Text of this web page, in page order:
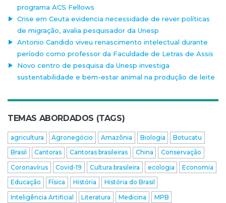
programa ACS Fellows
Crise em Ceuta evidencia necessidade de rever políticas
de migração, avalia pesquisador da Unesp
Antonio Candido viveu renascimento intelectual durante
período como professor da Faculdade de Letras de Assis
Novo centro de pesquisa da Unesp investiga
sustentabilidade e bem-estar animal na produção de leite
TEMAS ABORDADOS (TAGS)
agricultura Agronegócio Amazônia Biologia
Botucatu
Brasil
Cantoras Cantoras brasileiras China
Conservação
Coronavírus
Covid-19 Cultura brasileira ecologia
Economia
Educação
Física História
História do Brasil
Inteligência Artificial
Literatura Medicina
MPB